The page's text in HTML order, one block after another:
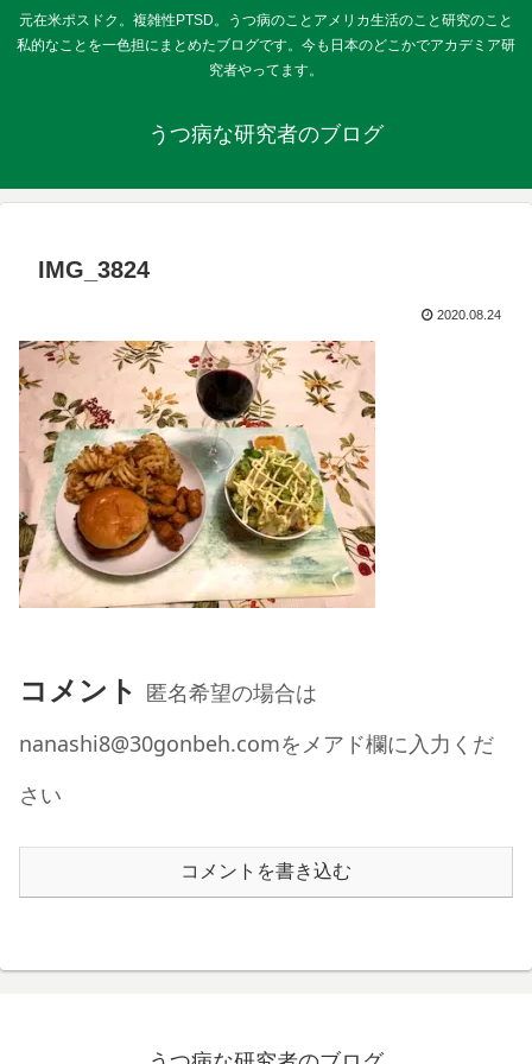
元在米ポスドク。複雑性PTSD。うつ病のことアメリカ生活のこと研究のこと
私的なことを一色担にまとめたブログです。今も日本のどこかでアカデミア研
究者やってます。
うつ病な研究者のブログ
IMG_3824
2020.08.24
コメント 匿名希望の場合は
nanashi8@30gonbeh.comをメアド欄に入力くだ
さい
コメントを書き込む